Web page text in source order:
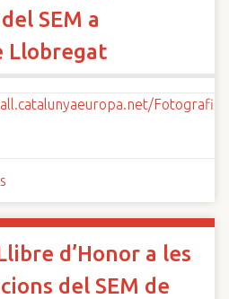
SEM a
Llobregat
d’Honor a les
del SEM de